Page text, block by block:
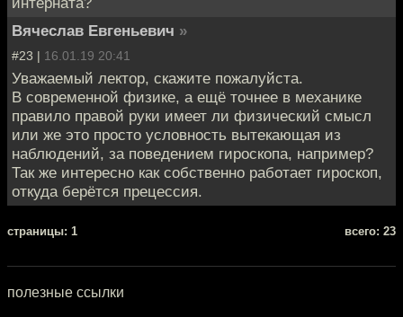
Вячеслав Евгеньевич »
#23 | 16.01.19 20:41
Уважаемый лектор, скажите пожалуйста.
В современной физике, а ещё точнее в механике
правило правой руки имеет ли физический смысл
или же это просто условность вытекающая из
наблюдений, за поведением гироскопа, например?
Так же интересно как собственно работает гироскоп,
откуда берётся прецессия.
cтраницы: 1 всего: 23
полезные ссылки